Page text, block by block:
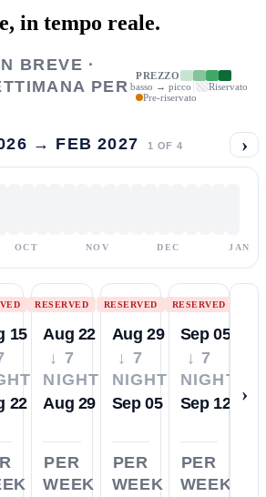
in tempo reale.
BREVE ·
PER
PREZZO
basso → picco
Riservato
Pre-riservato
→ FEB 2027 1 OF 4 ›
OCT NOV DEC JAN
15
22
RESERVED
Aug 22
↓ 7
NIGHTS
Aug 29
PER
WEEK
RESERVED
Aug 29
↓ 7
NIGHTS
Sep 05
PER
WEEK
RESERVED
Sep 05
↓ 7
NIGHTS
Sep 12
PER
WEEK
›